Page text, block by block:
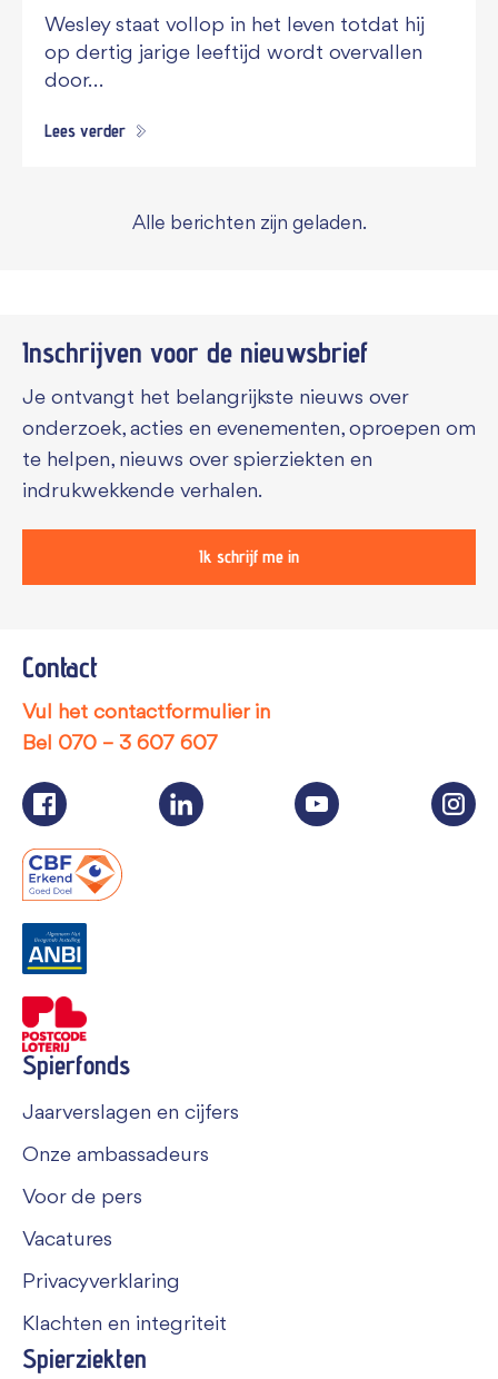
Wesley staat vollop in het leven totdat hij
op dertig jarige leeftijd wordt overvallen
door…
Lees verder
Alle berichten zijn geladen.
Contact
Vul het contactformulier in
Bel 070 – 3 607 607
Spierfonds
Jaarverslagen en cijfers
Onze ambassadeurs
Voor de pers
Vacatures
Privacyverklaring
Klachten en integriteit
Spierziekten
Inschrijven voor de nieuwsbrief
Je ontvangt het belangrijkste nieuws over
onderzoek, acties en evenementen, oproepen om
te helpen, nieuws over spierziekten en
indrukwekkende verhalen.
Ik schrijf me in